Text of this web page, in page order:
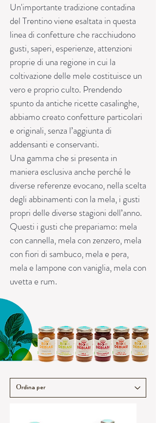
Un'importante tradizione contadina
del Trentino viene esaltata in questa
linea di confetture che racchiudono
gusti, saperi, esperienze, attenzioni
proprie di una regione in cui la
coltivazione delle mele costituisce un
vero e proprio culto. Prendendo
spunto da antiche ricette casalinghe,
abbiamo creato confetture particolari
e originali, senza l’aggiunta di
addensanti e conservanti.
Una gamma che si presenta in
maniera esclusiva anche perché le
diverse referenze evocano, nella scelta
degli abbinamenti con la mela, i gusti
propri delle diverse stagioni dell’anno.
Questi i gusti che prepariamo: mela
con cannella, mela con zenzero, mela
con fiori di sambuco, mela e pera,
mela e lampone con vaniglia, mela con
uvetta e rum.